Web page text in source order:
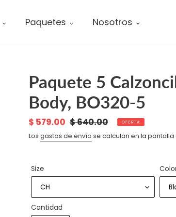
Paquetes Nosotros
Paquete 5
Body, BO320-5
Precio
de
$ 579.00 Precio
habitual
$ 640.00 OFERTA
Los gastos de envío se calculan en la
Size
Cantidad